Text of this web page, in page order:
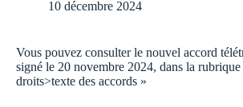
10 décembre 2024
Vous pouvez consulter le nouvel accord
signé le 20 novembre 2024, dans la
droits>texte des accords »